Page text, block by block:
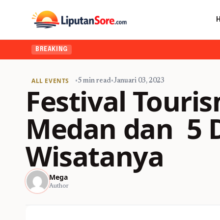
BREAKING
ALL EVENTS •5 min read•Januari 03, 2023
Festival
Medan dan 5
Wisatanya
Mega
Author